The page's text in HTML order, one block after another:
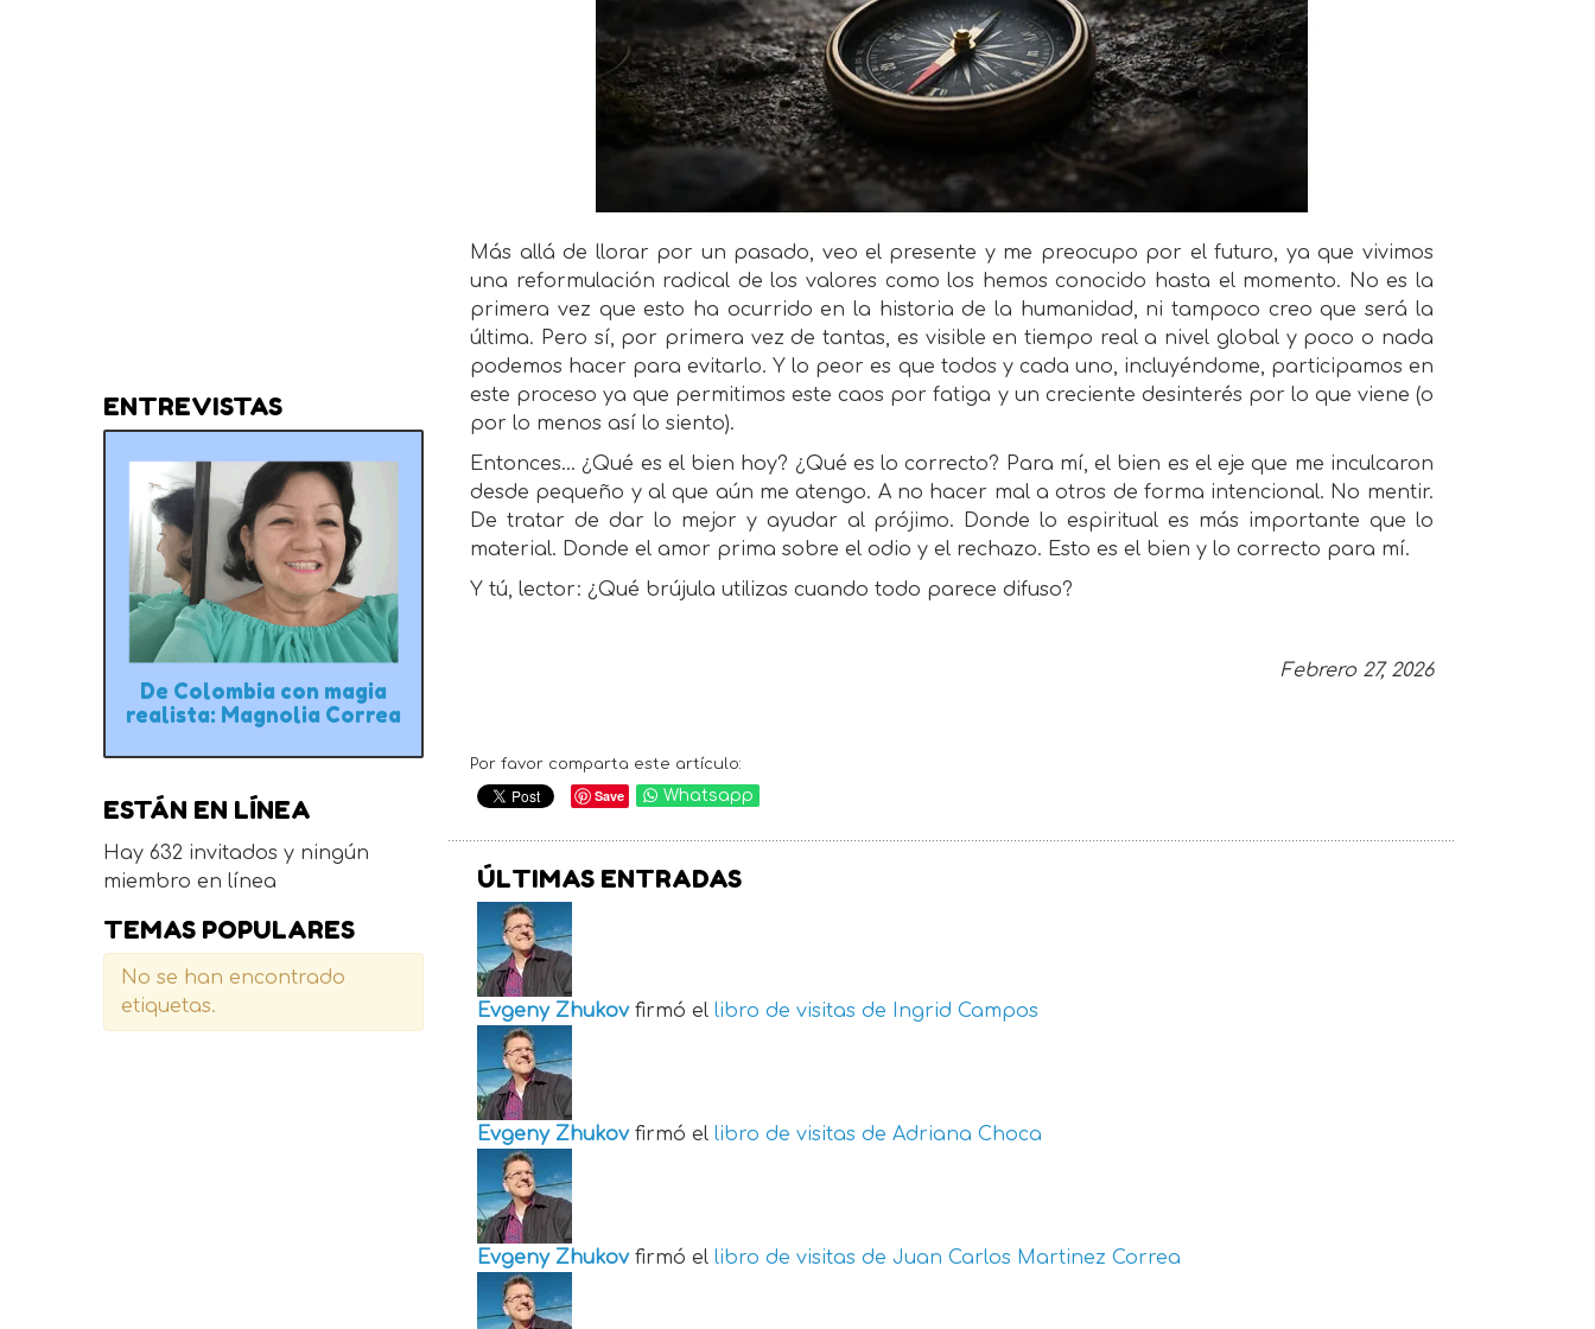
Más allá de llorar por un pasado, veo el presente y me preocupo por el futuro, ya que vivimos
una reformulación radical de los valores como los hemos conocido hasta el momento. No es la
primera vez que esto ha ocurrido en la historia de la humanidad, ni tampoco creo que será la
última. Pero sí, por primera vez de tantas, es visible en tiempo real a nivel global y poco o nada
podemos hacer para evitarlo. Y lo peor es que todos y cada uno, incluyéndome, participamos en
este proceso ya que permitimos este caos por fatiga y un creciente desinterés por lo que viene (o
por lo menos así lo siento).
Entonces… ¿Qué es el bien hoy? ¿Qué es lo correcto? Para mí, el bien es el eje que me inculcaron
desde pequeño y al que aún me atengo. A no hacer mal a otros de forma intencional. No mentir.
De tratar de dar lo mejor y ayudar al prójimo. Donde lo espiritual es más importante que lo
material. Donde el amor prima sobre el odio y el rechazo. Esto es el bien y lo correcto para mí.
Y tú, lector: ¿Qué brújula utilizas cuando todo parece difuso?
Febrero 27, 2026
Por favor comparta este artículo:
Save Whatsapp
ÚLTIMAS ENTRADAS
Evgeny Zhukov firmó el libro de visitas de Ingrid Campos
Evgeny Zhukov firmó el libro de visitas de Adriana Choca
Evgeny Zhukov firmó el libro de visitas de Juan Carlos Martinez Correa
ENTREVISTAS
De Colombia con magia
realista: Magnolia Correa
ESTÁN EN LÍNEA
Hay 632 invitados y ningún
miembro en línea
TEMAS POPULARES
No se han encontrado
etiquetas.